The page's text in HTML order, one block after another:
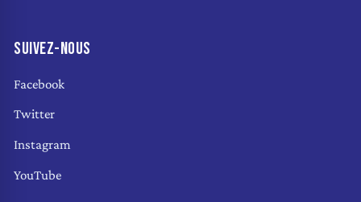
SUIVEZ-NOUS
Facebook
Twitter
Instagram
YouTube